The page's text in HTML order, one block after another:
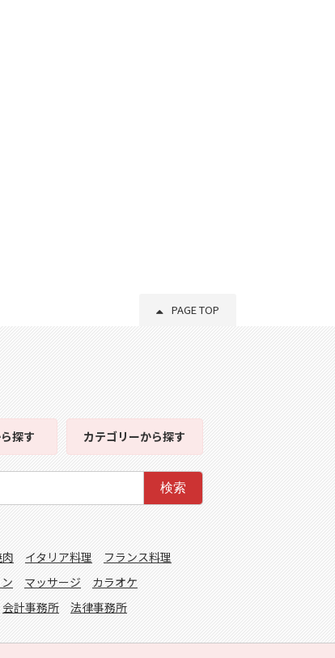
PAGE TOP
探す カテゴリーから探す
検索
イタリア料理
フランス料理
マッサージ
カラオケ
会計事務所 法律事務所